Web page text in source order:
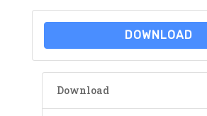
DOWNLOAD
Download